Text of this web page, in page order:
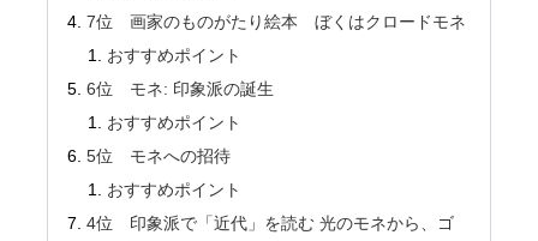
7位 画家のものがたり絵本 ぼくはクロードモネ
おすすめポイント
6位 モネ: 印象派の誕生
おすすめポイント
5位 モネへの招待
おすすめポイント
4位 印象派で「近代」を読む 光のモネから、ゴ